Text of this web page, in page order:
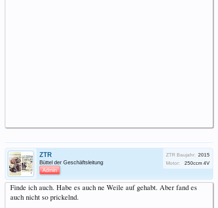
ZTR
Büttel der Geschäftsleitung
Admin
ZTR Baujahr: 2015
Motor:
250ccm 4V
Finde ich auch. Habe es auch ne Weile auf gehabt. Aber fand es
auch nicht so prickelnd.